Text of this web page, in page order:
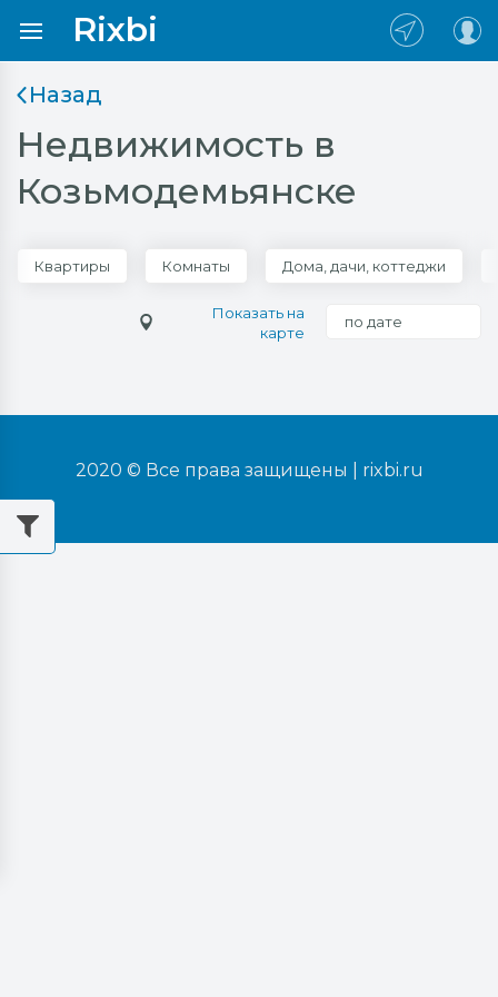
Rixbi
Назад
Недвижимость в
Козьмодемьянске
Квартиры Комнаты Дома, дачи, коттеджи
Показать на
карте
по дате
2020 © Все права защищены | rixbi.ru